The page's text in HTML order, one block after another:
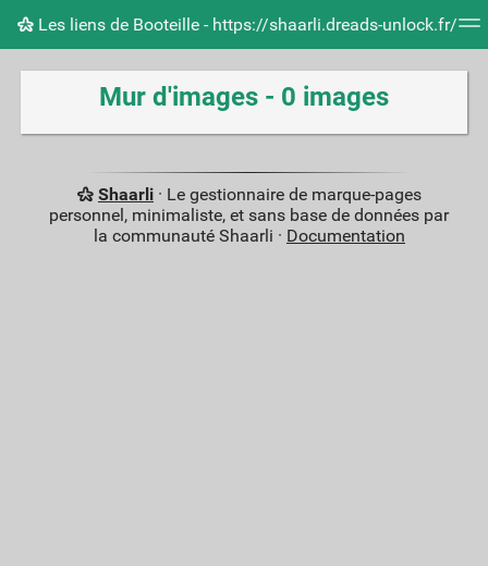
Les liens de Booteille - https://shaarli.dreads-unlock.fr/
Nuage de tags Mur d'images Quotidien Flux
Mur d'images - 0 images
Shaarli· Le gestionnaire de marque-pages
personnel, minimaliste, et sans base de données par
la communauté Shaarli · Documentation